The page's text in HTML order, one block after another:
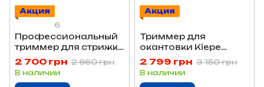
Акция
6
Профессиональный
триммер для стрижки
Sway Cooper 115 5104
2 700 грн 2 960 грн
В наличии
Акция
Триммер для
окантовки Kiepe
TATTOO 6343
2 799 грн 3 150 грн
В наличии